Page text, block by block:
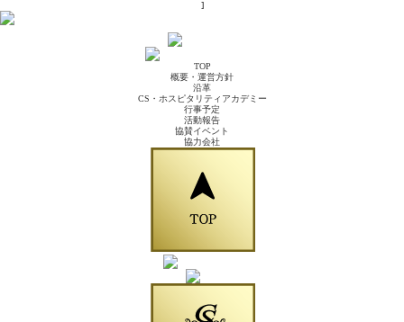
]
TOP
概要・運営方針
沿革
CS・ホスピタリティアカデミー
行事予定
活動報告
協賛イベント
協力会社